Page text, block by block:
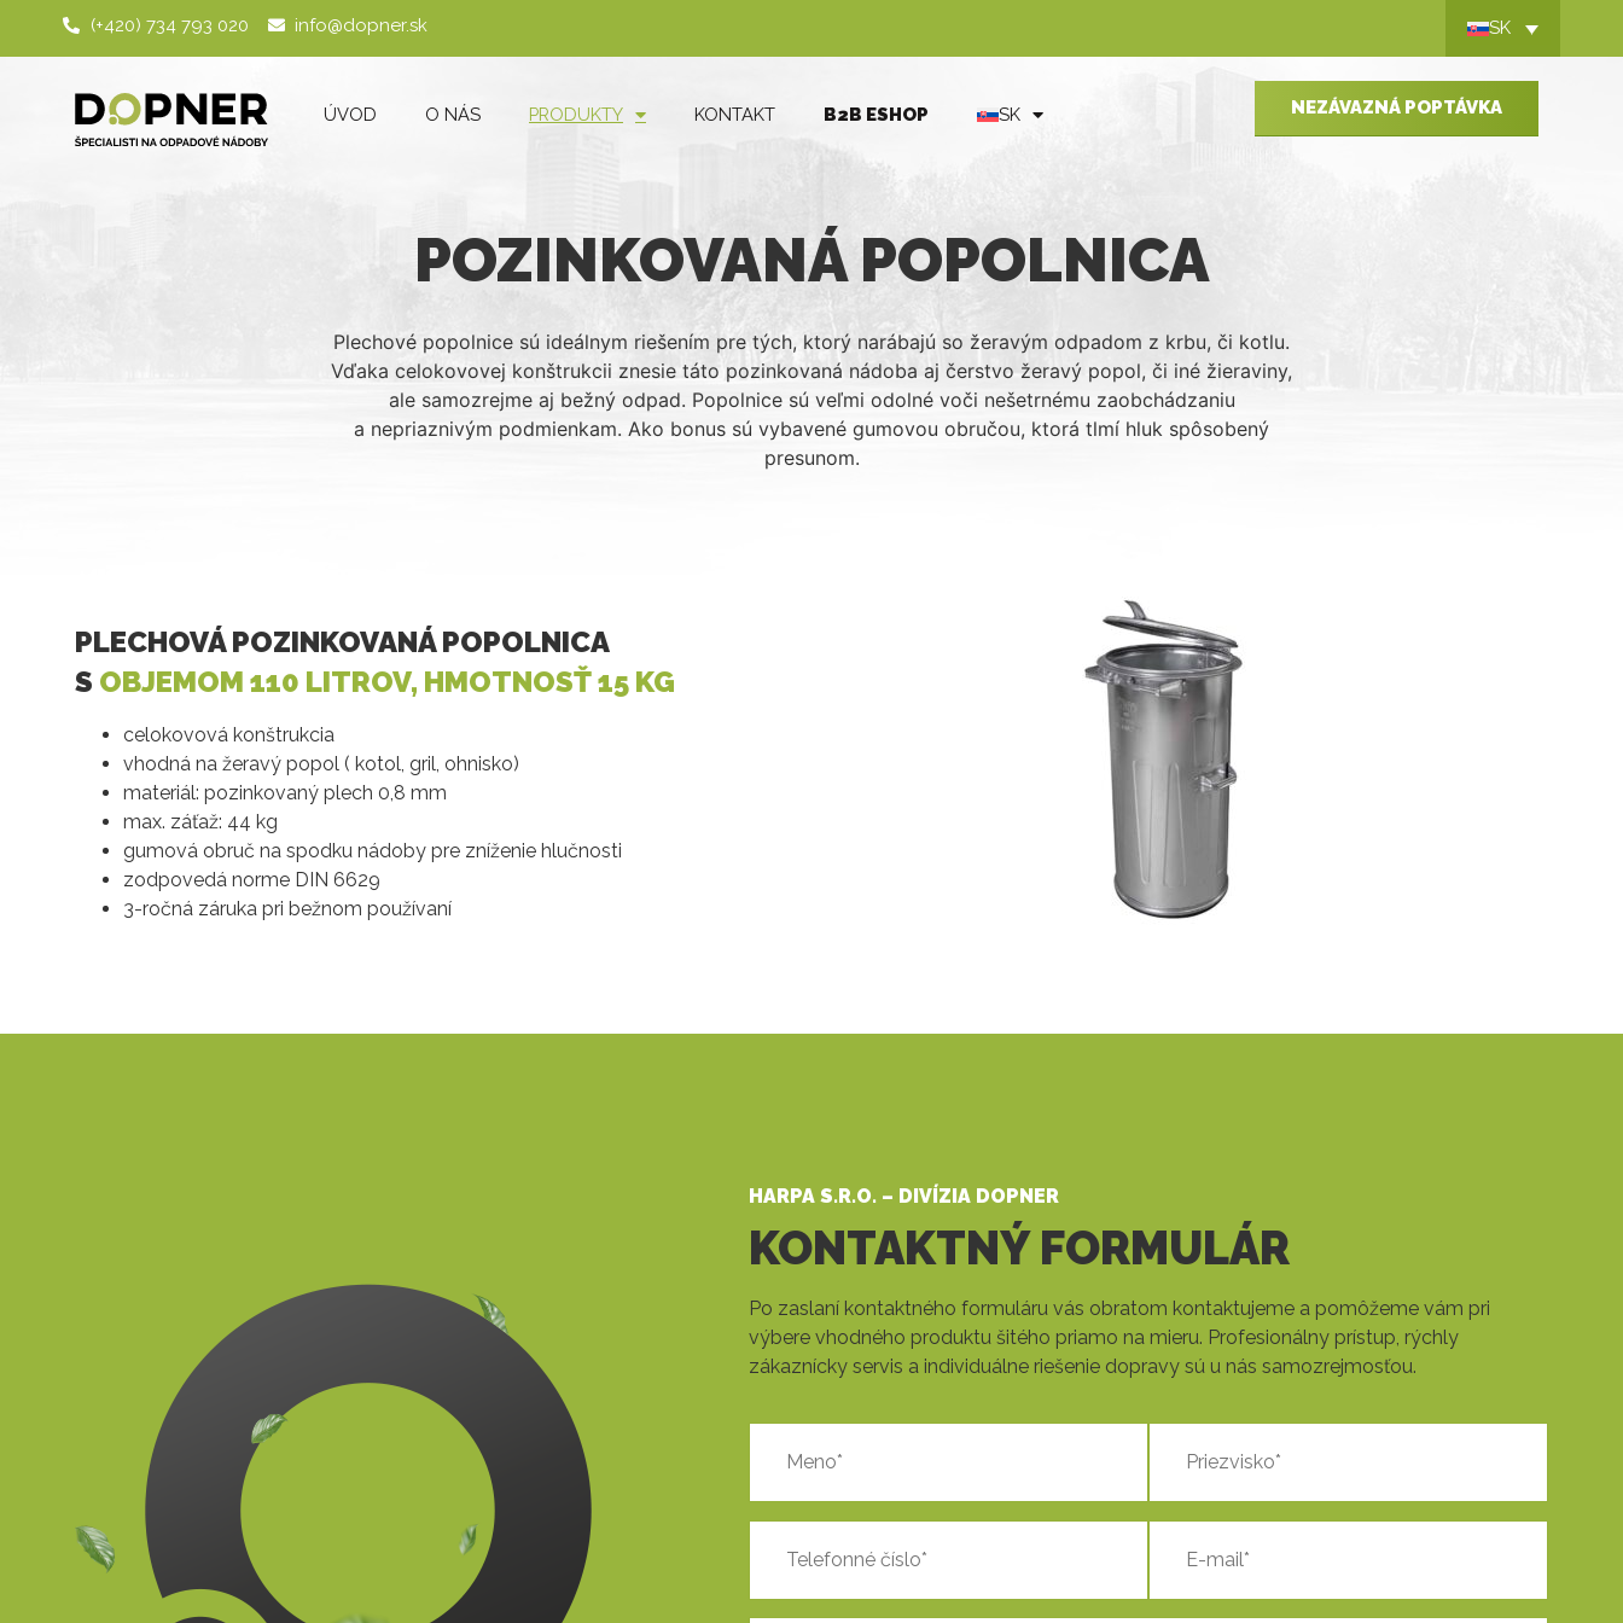
(+420) 734 793 020 info@dopner.sk SK
ÚVOD O NÁS PRODUKTY KONTAKT B2B ESHOP SK NEZÁVAZNÁ POPTÁVKA
POZINKOVANÁ POPOLNICA
Plechové popolnice sú ideálnym riešením pre tých, ktorý narábajú so žeravým odpadom z krbu, či kotlu.
Vďaka celokovovej konštrukcii znesie táto pozinkovaná nádoba aj čerstvo žeravý popol, či iné žieraviny,
ale samozrejme aj bežný odpad. Popolnice sú veľmi odolné voči nešetrnému zaobchádzaniu
a nepriaznivým podmienkam. Ako bonus sú vybavené gumovou obručou, ktorá tlmí hluk spôsobený
presunom.
PLECHOVÁ POZINKOVANÁ POPOLNICA
S OBJEMOM 110 LITROV, HMOTNOSŤ 15 KG
celokovová konštrukcia
vhodná na žeravý popol ( kotol, gril, ohnisko)
materiál: pozinkovaný plech 0,8 mm
max. záťaž: 44 kg
gumová obruč na spodku nádoby pre zníženie hlučnosti
zodpovedá norme DIN 6629
3-ročná záruka pri bežnom používaní
HARPA S.R.O. – DIVÍZIA DOPNER
KONTAKTNÝ FORMULÁR
Po zaslaní kontaktného formuláru vás obratom kontaktujeme a pomôžeme vám pri
výbere vhodného produktu šitého priamo na mieru. Profesionálny prístup, rýchly
zákaznícky servis a individuálne riešenie dopravy sú u nás samozrejmosťou.